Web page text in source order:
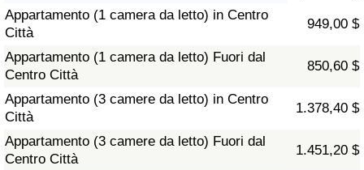
Appartamento (1 camera da letto) in Centro
Città
949,00 $
Appartamento (1 camera da letto) Fuori dal
Centro Città
850,60 $
Appartamento (3 camere da letto) in Centro
Città
1.378,40 $
Appartamento (3 camere da letto) Fuori dal
Centro Città
1.451,20 $